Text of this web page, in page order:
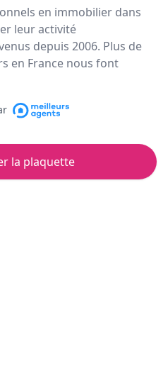
en immobilier dans
leur activité
depuis 2006. Plus de
en France nous font
la plaquette